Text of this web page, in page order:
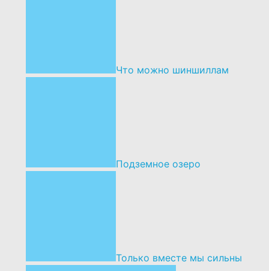
Что можно шиншиллам
Подземное озеро
Только вместе мы сильны